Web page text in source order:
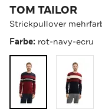
TOM TAILOR
Strickpullover
Farbe: rot-navy-ecru